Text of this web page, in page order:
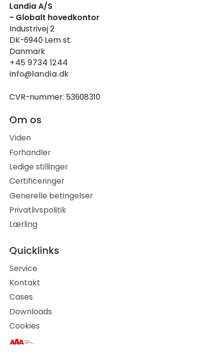
Landia A/S
- Globalt hovedkontor
Industrivej 2
DK-6940 Lem st.
Danmark
+45 9734 1244
info@landia.dk
CVR-nummer: 53608310
Om os
Viden
Forhandler
Ledige stillinger
Certificeringer
Generelle betingelser
Privatlivspolitik
Lærling
Quicklinks
Service
Kontakt
Cases
Downloads
Cookies